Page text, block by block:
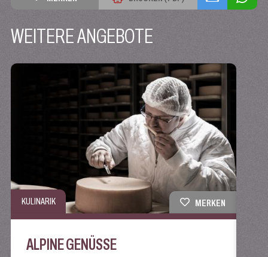
WEITERE ANGEBOTE
KULINARIK MERKEN
ALPINE GENÜSSE